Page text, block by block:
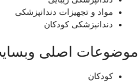
مواد و تجهیزات دندانپزشکی
دندانپزشکی کودکان
موضوعات اصلی
کودکان